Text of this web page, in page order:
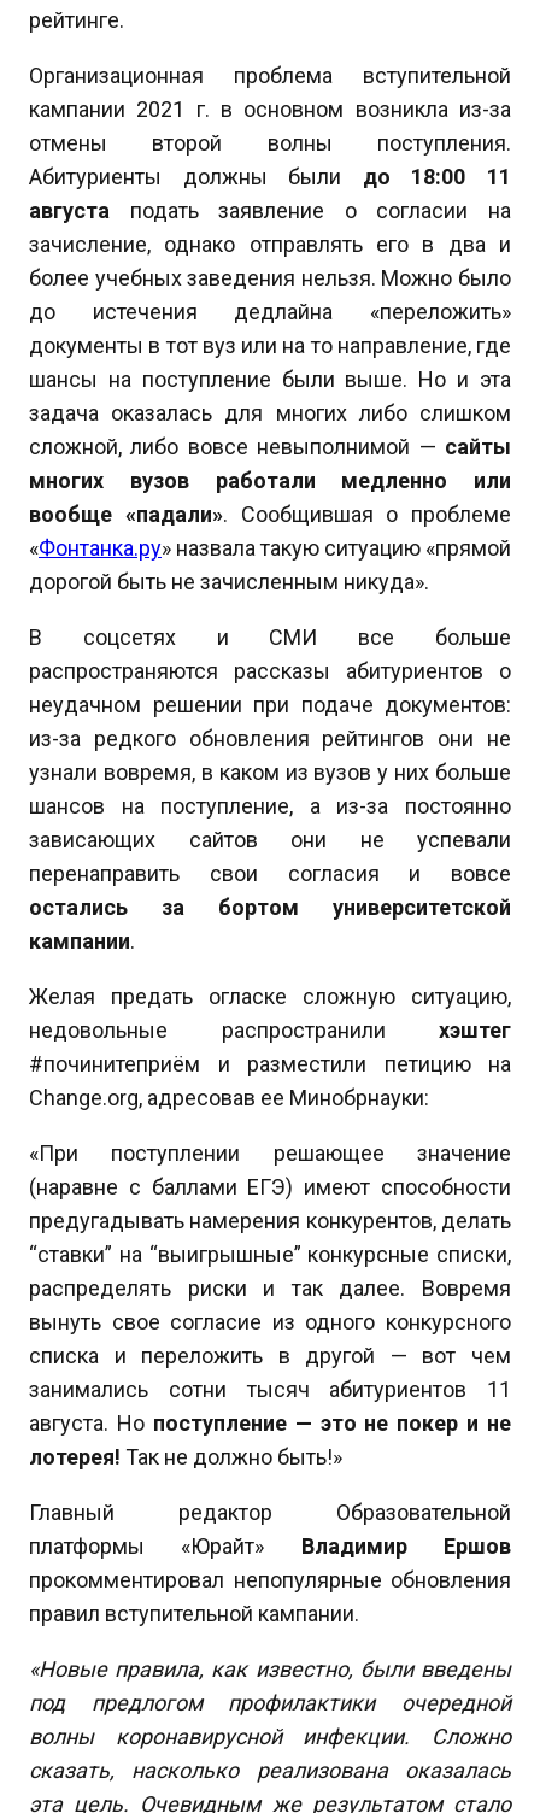
рейтинге.
Организационная проблема вступительной
кампании 2021 г. в основном возникла из-за
отмены второй волны поступления.
Абитуриенты должны были до 18:00 11
августа подать заявление о согласии на
зачисление, однако отправлять его в два и
более учебных заведения нельзя. Можно было
до истечения дедлайна «переложить»
документы в тот вуз или на то направление, где
шансы на поступление были выше. Но и эта
задача оказалась для многих либо слишком
сложной, либо вовсе невыполнимой — сайты
многих вузов работали медленно или
вообще «падали». Сообщившая о проблеме
«Фонтанка.ру» назвала такую ситуацию «прямой
дорогой быть не зачисленным никуда».
В соцсетях и СМИ все больше
распространяются рассказы абитуриентов о
неудачном решении при подаче документов:
из-за редкого обновления рейтингов они не
узнали вовремя, в каком из вузов у них больше
шансов на поступление, а из-за постоянно
зависающих сайтов они не успевали
перенаправить свои согласия и вовсе
остались за бортом университетской
кампании.
Желая предать огласке сложную ситуацию,
недовольные распространили хэштег
#починитеприём и разместили петицию на
Change.org, адресовав ее Минобрнауки:
«При поступлении решающее значение
(наравне с баллами ЕГЭ) имеют способности
предугадывать намерения конкурентов, делать
“ставки” на “выигрышные” конкурсные списки,
распределять риски и так далее. Вовремя
вынуть свое согласие из одного конкурсного
списка и переложить в другой — вот чем
занимались сотни тысяч абитуриентов 11
августа. Но поступление — это не покер и не
лотерея! Так не должно быть!»
Главный редактор Образовательной
платформы «Юрайт» Владимир Ершов
прокомментировал непопулярные обновления
правил вступительной кампании.
«Новые правила, как известно, были введены
под предлогом профилактики очередной
волны коронавирусной инфекции. Сложно
сказать, насколько реализована оказалась
эта цель. Очевидным же результатом стало